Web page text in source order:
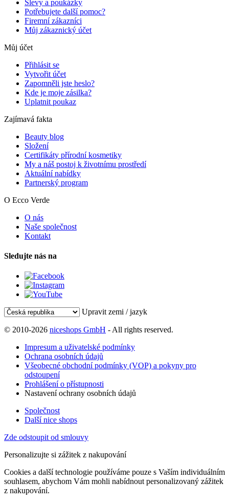
Slevy a poukázky
Potřebujete další pomoc?
Firemní zákazníci
Můj zákaznický účet
Můj účet
Přihlásit se
Vytvořit účet
Zapomněli jste heslo?
Kde je moje zásilka?
Uplatnit poukaz
Zajímavá fakta
Beauty blog
Složení
Certifikáty přírodní kosmetiky
My a náš postoj k životnímu prostředí
Aktuální nabídky
Partnerský program
O Ecco Verde
O nás
Naše společnost
Kontakt
Sledujte nás na
Upravit zemi / jazyk
© 2010-2026 niceshops GmbH - All rights reserved.
Impresum a uživatelské podmínky
Ochrana osobních údajů
Všeobecné obchodní podmínky (VOP) a pokyny pro
odstoupení
Prohlášení o přístupnosti
Nastavení ochrany osobních údajů
Společnost
Další nice shops
Zde odstoupit od smlouvy
Personalizujte si zážitek z nakupování
Cookies a další technologie používáme pouze s Vaším individuálním
souhlasem, abychom Vám mohli nabídnout personalizovaný zážitek
z nakupování.